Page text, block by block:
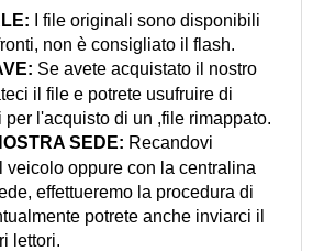
I file originali sono disponibili
non è consigliato il flash.
Se avete acquistato il nostro
il file e potrete usufruire di
l'acquisto di un ,file rimappato.
SEDE: Recandovi
veicolo oppure con la centralina
effettueremo la procedura di
potrete anche inviarci il
lettori.